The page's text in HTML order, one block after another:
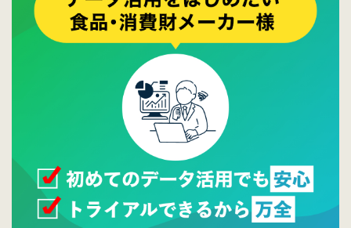
2015/10/19
ウレコンのサイト機能を大幅バージョンアッ
プ。詳細はこちら。⇒告知ページへ
2015/09/28
ウレコンが機能拡充し、サイトリニューアル
しました。⇒
ウレコンFacebook
Facebookページを開設しました。詳細は
ら。
ウレコンサイトリリースしました。